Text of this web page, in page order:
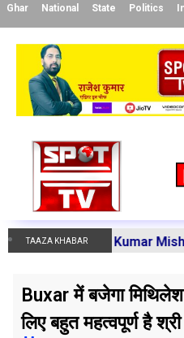
Ghar National State Politics
TAAZA KHABAR
Manoj Kumar Mishra
Buxar में बजेगा
लिए बहुत महत्वपूर्ण है